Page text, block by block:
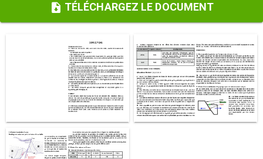
TÉLÉCHARGEZ LE DOCUMENT